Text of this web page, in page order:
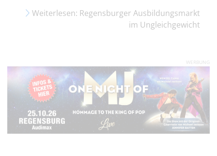
Weiterlesen: Regensburger Ausbildungsmarkt
im Ungleichgewicht
WERBUNG